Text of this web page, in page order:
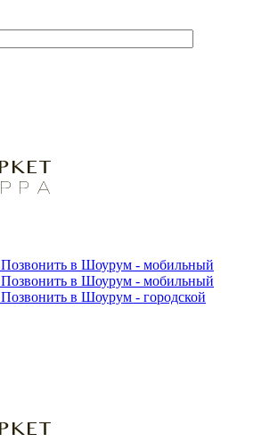
Позвонить в Шоурум - мобильный
Позвонить в Шоурум - мобильный
Позвонить в Шоурум - городской